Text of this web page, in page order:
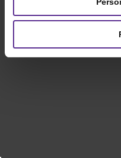
privind utilizarea